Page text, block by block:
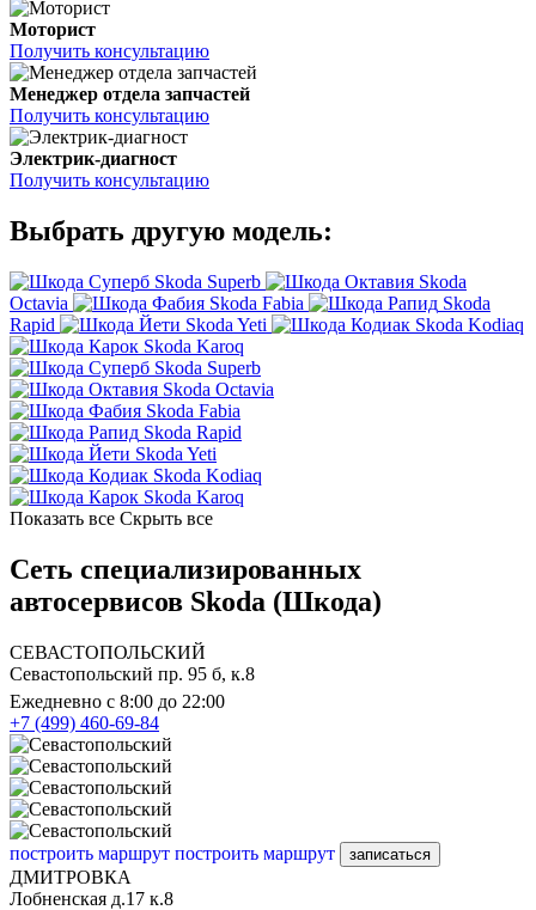
Моторист
Получить консультацию
Менеджер отдела запчастей
Получить консультацию
Электрик-диагност
Получить консультацию
Выбрать другую модель:
Skoda Superb
Skoda
Octavia
Skoda Fabia
Skoda
Rapid
Skoda Yeti
Skoda Kodiaq
Skoda Karoq
Skoda Superb
Skoda Octavia
Skoda Fabia
Skoda Rapid
Skoda Yeti
Skoda Kodiaq
Skoda Karoq
Показать все Скрыть все
Сеть специализированных
автосервисов Skoda (Шкода)
СЕВАСТОПОЛЬСКИЙ
Севастопольский пр. 95 б, к.8
Ежедневно с 8:00 до 22:00
+7 (499) 460-69-84
построить маршрут построить маршрут записаться
ДМИТРОВКА
Лобненская д.17 к.8